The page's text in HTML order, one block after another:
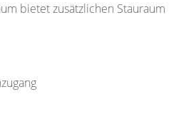
bietet zusätzlichen Stauraum